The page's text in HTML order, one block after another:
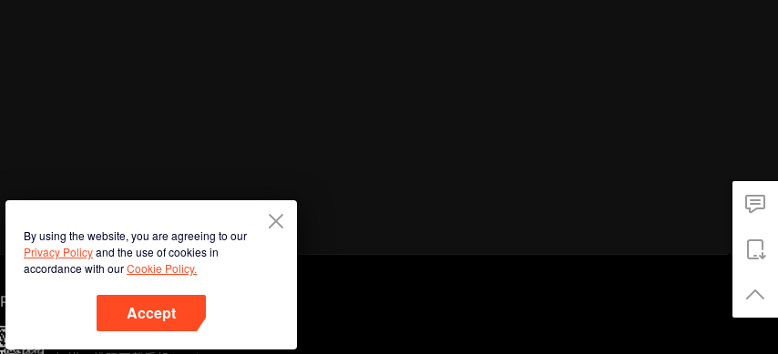
By using the website, you are agreeing to our
Privacy Policyand the use of cookies in
accordance with ourCookie Policy.
Accept
Phone